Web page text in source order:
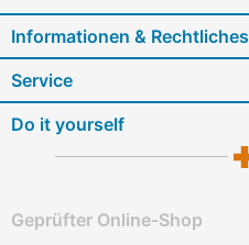
Informationen & Rechtliches
Service
Do it yourself
Geprüfter Online-Shop